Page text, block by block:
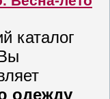
каталог
одежду